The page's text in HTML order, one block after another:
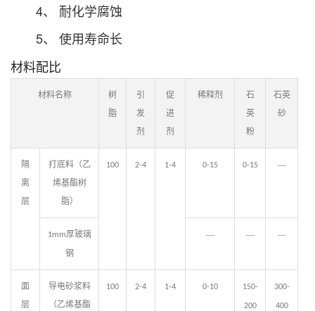
4、 耐化学腐蚀
5、 使用寿命长
材料配比
材料名称
树
脂
引
发
剂
促
进
剂
稀释剂
石
英
粉
石英
砂
隔
离
层
打底料（乙
烯基酯树
脂）
100 2-4 1-4 0-15 0-15 —
1mm厚玻璃
钢
— — —
面
层
导电砂浆料
（乙烯基酯
100 2-4 1-4 0-10 150-
200
300-
400